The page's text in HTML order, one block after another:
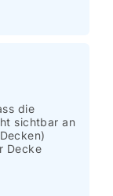
die
sichtbar an
Decke